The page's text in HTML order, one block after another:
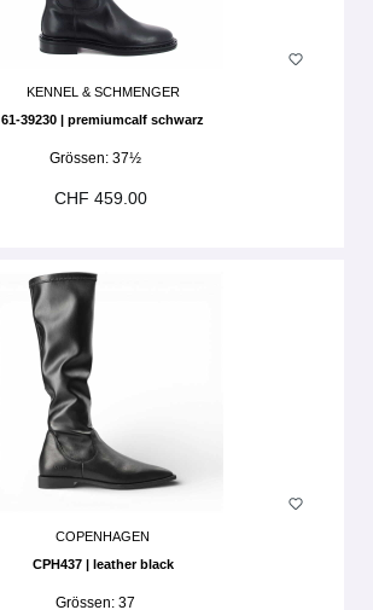
KENNEL & SCHMENGER
61-39230 | premiumcalf schwarz
Grössen: 37½
CHF 459.00
COPENHAGEN
CPH437 | leather black
Grössen: 37